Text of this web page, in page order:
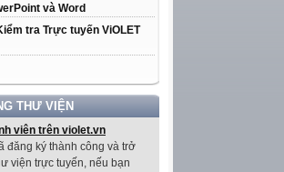
và Word
tra Trực tuyến ViOLET
THƯ VIỆN
viên trên violet.vn
đăng ký thành công và trở
viện trực tuyến, nếu bạn